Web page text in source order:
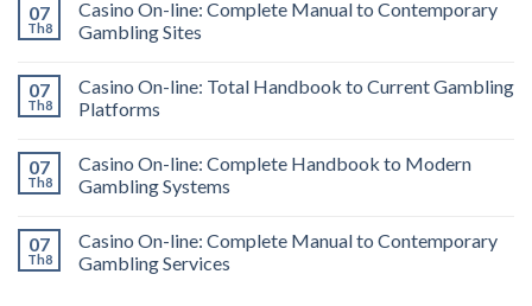
07
Th8
Casino On-line: Complete Manual to Contemporary
Gambling Sites
07
Th8
Casino On-line: Total Handbook to Current Gambling
Platforms
07
Th8
Casino On-line: Complete Handbook to Modern
Gambling Systems
07
Th8
Casino On-line: Complete Manual to Contemporary
Gambling Services